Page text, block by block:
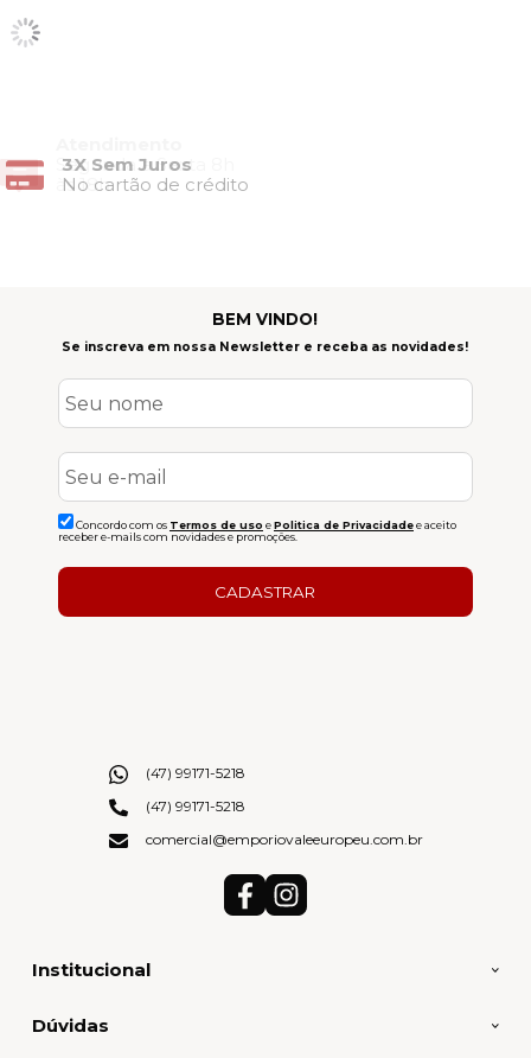
Segunda à Sexta 8h
às 18h
3X Sem Juros
No cartão de crédito
BEM VINDO!
Se inscreva em nossa Newsletter e receba as novidades!
Concordo com os Termos de uso ePolitica de Privacidadee aceito
receber e-mails com novidades e promoções.
CADASTRAR
Institucional
Dúvidas
(47) 99171-5218
(47) 99171-5218
comercial@emporiovaleeuropeu.com.br